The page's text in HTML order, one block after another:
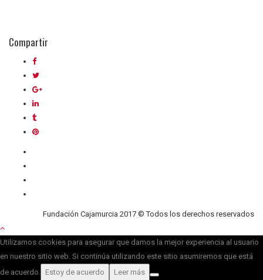
Compartir
Fundación Cajamurcia 2017 © Todos los derechos reservados
Utilizamos cookies para asegurar que damos la mejor experiencia al usuario
en nuestro sitio web. Si continúa utilizando este sitio asumiremos que está
de acuerdo. Estoy de acuerdo Leer más